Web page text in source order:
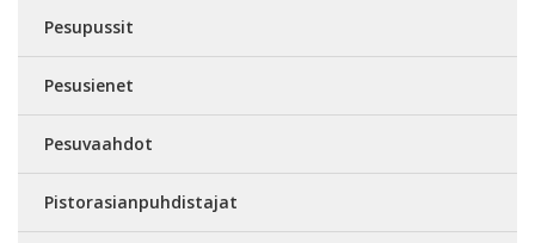
Pesupussit
Pesusienet
Pesuvaahdot
Pistorasianpuhdistajat